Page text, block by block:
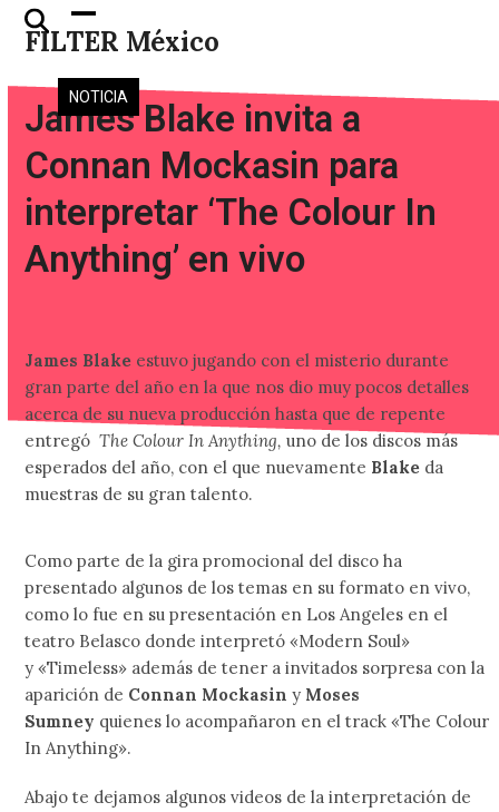
Skip
FILTER México
Open
mobile
menu
Close
mobile
menu
NOTICIA
James Blake invita a
Connan Mockasin para
interpretar ‘The Colour In
Anything’ en vivo
James Blake estuvo jugando con el misterio durante
gran parte del año en la que nos dio muy pocos detalles
acerca de su nueva producción hasta que de repente
entregó The Colour In Anything, uno de los discos más
esperados del año, con el que nuevamente Blake da
muestras de su gran talento.
Como parte de la gira promocional del disco ha
presentado algunos de los temas en su formato en vivo,
como lo fue en su presentación en Los Angeles en el
teatro Belasco donde interpretó «Modern Soul»
y «Timeless» además de tener a invitados sorpresa con la
aparición de Connan Mockasin y Moses
Sumney quienes lo acompañaron en el track «The Colour
In Anything».
Abajo te dejamos algunos videos de la interpretación de